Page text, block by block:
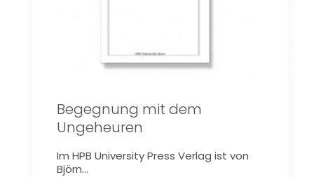
Begegnung mit dem
Ungeheuren
Im HPB University Press Verlag ist von
Björn…